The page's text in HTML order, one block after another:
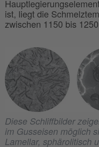
ist, liegt die
zwischen 1150 bis
Diese Schliffbilder
im Gusseisen möglich
Lamellar, sphärolitisch